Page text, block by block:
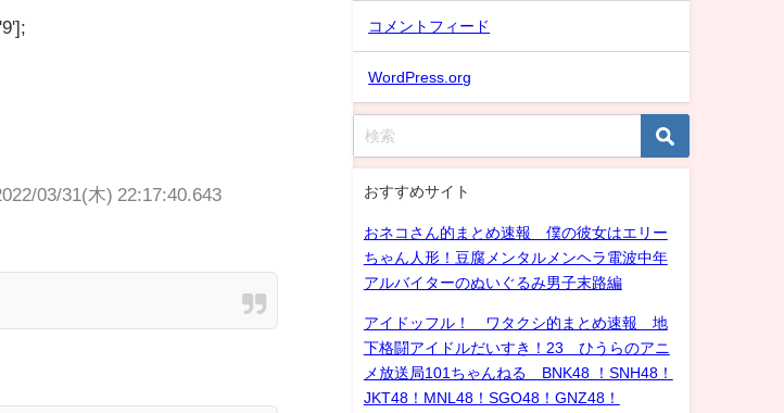
03/31(木) 22:17:40.643
コメントフィード
WordPress.org
おすすめサイト
おネコさん的まとめ速報 僕の彼女はエリー
ちゃん人形！豆腐メンタルメンヘラ電波中年
アルバイターのぬいぐるみ男子末路編
アイドッフル！ ワタクシ的まとめ速報 地
下格闘アイドルだいすき！23 ひうらのアニ
メ放送局101ちゃんねる BNK48 ！SNH48！
JKT48！MNL48！SGO48！GNZ48！